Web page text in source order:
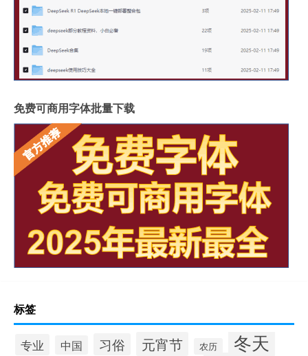
免费可商用字体批量下载
标签
专业 中国 习俗 元宵节 农历 冬天